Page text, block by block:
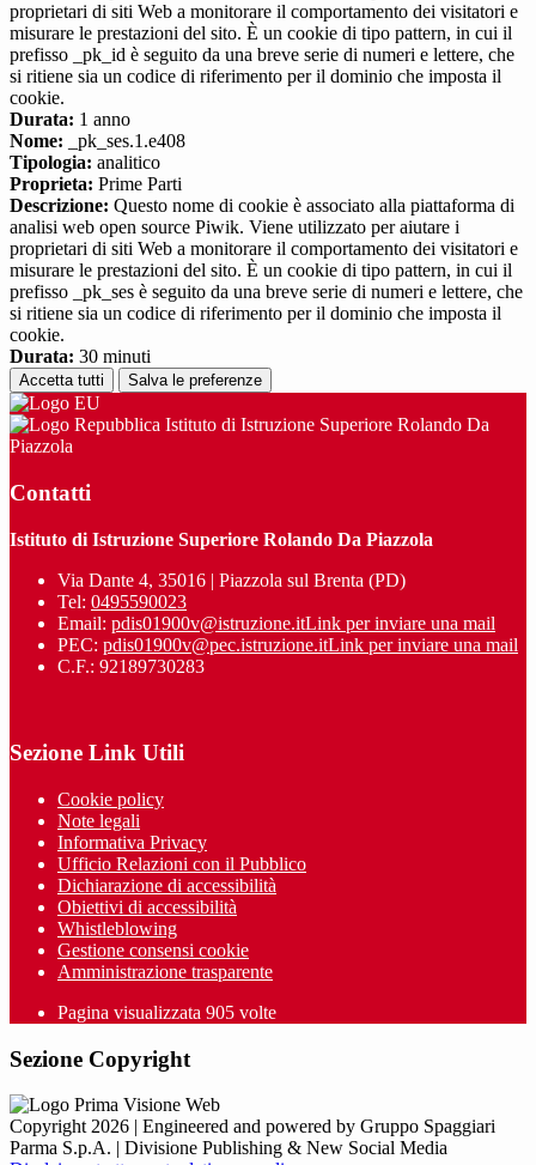
proprietari di siti Web a monitorare il comportamento dei visitatori e
misurare le prestazioni del sito. È un cookie di tipo pattern, in cui il
prefisso _pk_id è seguito da una breve serie di numeri e lettere, che
si ritiene sia un codice di riferimento per il dominio che imposta il
cookie.
Durata: 1 anno
Nome: _pk_ses.1.e408
Tipologia: analitico
Proprieta: Prime Parti
Descrizione: Questo nome di cookie è associato alla piattaforma di
analisi web open source Piwik. Viene utilizzato per aiutare i
proprietari di siti Web a monitorare il comportamento dei visitatori e
misurare le prestazioni del sito. È un cookie di tipo pattern, in cui il
prefisso _pk_ses è seguito da una breve serie di numeri e lettere, che
si ritiene sia un codice di riferimento per il dominio che imposta il
cookie.
Durata: 30 minuti
Accetta tutti Salva le preferenze
Istituto di Istruzione Superiore Rolando Da
Piazzola
Contatti
Istituto di Istruzione Superiore Rolando Da Piazzola
Via Dante 4, 35016 | Piazzola sul Brenta (PD)
Tel: 0495590023
Email: pdis01900v@istruzione.itLink per inviare una mail
PEC: pdis01900v@pec.istruzione.itLink per inviare una mail
C.F.: 92189730283
Sezione Link Utili
Cookie policy
Note legali
Informativa Privacy
Ufficio Relazioni con il Pubblico
Dichiarazione di accessibilità
Obiettivi di accessibilità
Whistleblowing
Gestione consensi cookie
Amministrazione trasparente
Pagina visualizzata 905 volte
Sezione Copyright
Copyright 2026 | Engineered and powered by Gruppo Spaggiari
Parma S.p.A. | Divisione Publishing & New Social Media